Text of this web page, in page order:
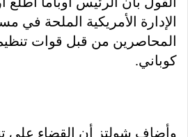
الإدارة الأمريكية الملحة في
المحاصرين من قبل قوات
كوباني.
وأضاف شولتز أن القضاء على